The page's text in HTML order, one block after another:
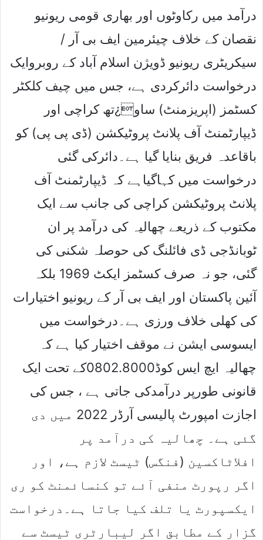
درآمد میں رکاوٹوں اور بھاری قومی ریونیو
نقصان کے خلاف چیئرمین ایف بی آر /
سیکریٹری ریونیو ڈویژن اسلام آباد کے روبروایک
درخواست دائرکردی ہے، جس میں چیف کلکٹر
کسٹمز (اپریزمنٹ) ساو¿تھ کراچی اور
ڈیپارٹمنٹ آف پلانٹ پروٹیکشن (ڈی پی پی) کو
باقاعدہ فریق بنایا گیا ہے۔دائرکی گئی
درخواست میں کہاگیاہے کہ ڈیپارٹمنٹ آف
پلانٹ پروٹیکشن کراچی کی جانب سے ایک
مکتوب کے ذریعے چھالیہ کی درآمد پر ان
ٹوبانڈجی ڈی فائلنگ کی حوصلہ شکنی کی
گئی، جو نہ صرف کسٹمز ایکٹ 1969 بلکہ
آئین پاکستان اور ایف بی آر کے ریونیو اختیارات
کی کھلی خلاف ورزی ہے۔درخواست میں
ایسوسی ایشن نے موقف اختیار کیا ہے کہ
چھالیہ ایچ ایس کوڈ0802.8000کے تحت ایک
قانونی طورپر درآمدکی جاتی ہے ، جس کی
اجازت امپورٹ پالیسی آرڈر 2022 میں دی
گئی ہے۔ چھالیہ کی درآمد پر
افلاٹاکسین (فنگس) ٹیسٹ لازم ہے، اور
اگر رپورٹ منفی آئے تو کنسائمنٹ کو ری
ایکسپورٹ یا تلف کیا جاتا ہے۔درخواست
گزار کے مطابق اگر لیبارٹری ٹیسٹ سے